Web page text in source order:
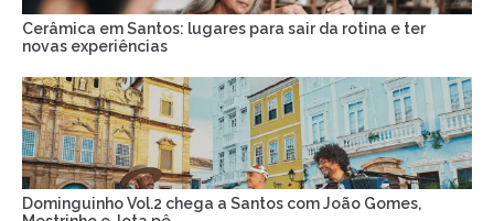
Cerâmica em Santos: lugares para sair da rotina e ter
novas experiências
Dominguinho Vol.2 chega a Santos com João Gomes,